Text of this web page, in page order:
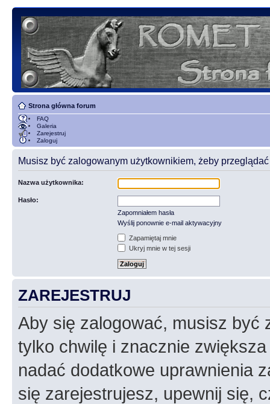
Strona główna forum
FAQ
Galeria
Zarejestruj
Zaloguj
Musisz być zalogowanym użytkownikiem, żeby przeglądać
Nazwa użytkownika:
Hasło:
Zapomniałem hasła
Wyślij ponownie e-mail aktywacyjny
Zapamiętaj mnie
Ukryj mnie w tej sesji
ZAREJESTRUJ
Aby się zalogować, musisz być
tylko chwilę i znacznie
nadać dodatkowe uprawnienia
się zarejestrujesz, upewnij się,